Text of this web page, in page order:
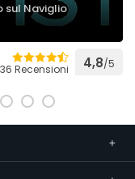
sul Naviglio
36 Recensioni 4,8/5